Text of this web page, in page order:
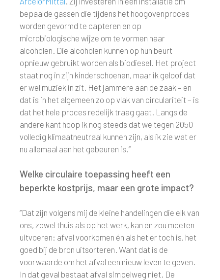
bepaalde gassen die tijdens het hoogovenproces
worden gevormd te capteren en op
microbiologische wijze om te vormen naar
alcoholen. Die alcoholen kunnen op hun beurt
opnieuw gebruikt worden als biodiesel. Het project
staat nog in zijn kinderschoenen, maar ik geloof dat
er wel muziek in zit. Het jammere aan de zaak – en
dat is in het algemeen zo op vlak van circulariteit – is
dat het hele proces redelijk traag gaat. Langs de
andere kant hoop ik nog steeds dat we tegen 2050
volledig klimaatneutraal kunnen zijn, als ik zie wat er
nu allemaal aan het gebeuren is.”
Welke circulaire toepassing heeft een
beperkte kostprijs, maar een grote impact?
“Dat zijn volgens mij de kleine handelingen die elk van
ons, zowel thuis als op het werk, kan en zou moeten
uitvoeren: afval voorkomen én als het er toch is, het
goed bij de bron uitsorteren. Want dat is de
voorwaarde om het afval een nieuw leven te geven.
In dat geval bestaat afval simpelweg niet. De